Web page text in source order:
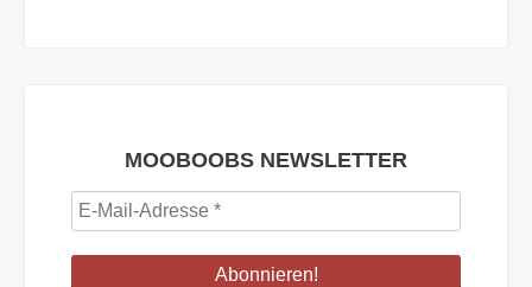
MOOBOOBS NEWSLETTER
E-
Mail-
Adresse